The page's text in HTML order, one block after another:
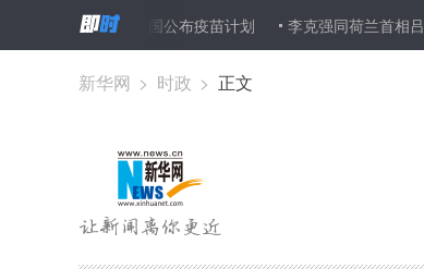
白两国公布疫苗计划 李克强同荷兰首相吕特通电话
新华网 > 时政 > 正文